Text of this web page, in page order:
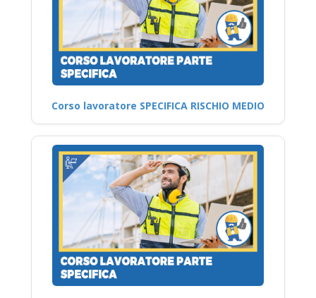
Corso lavoratore SPECIFICA RISCHIO MEDIO